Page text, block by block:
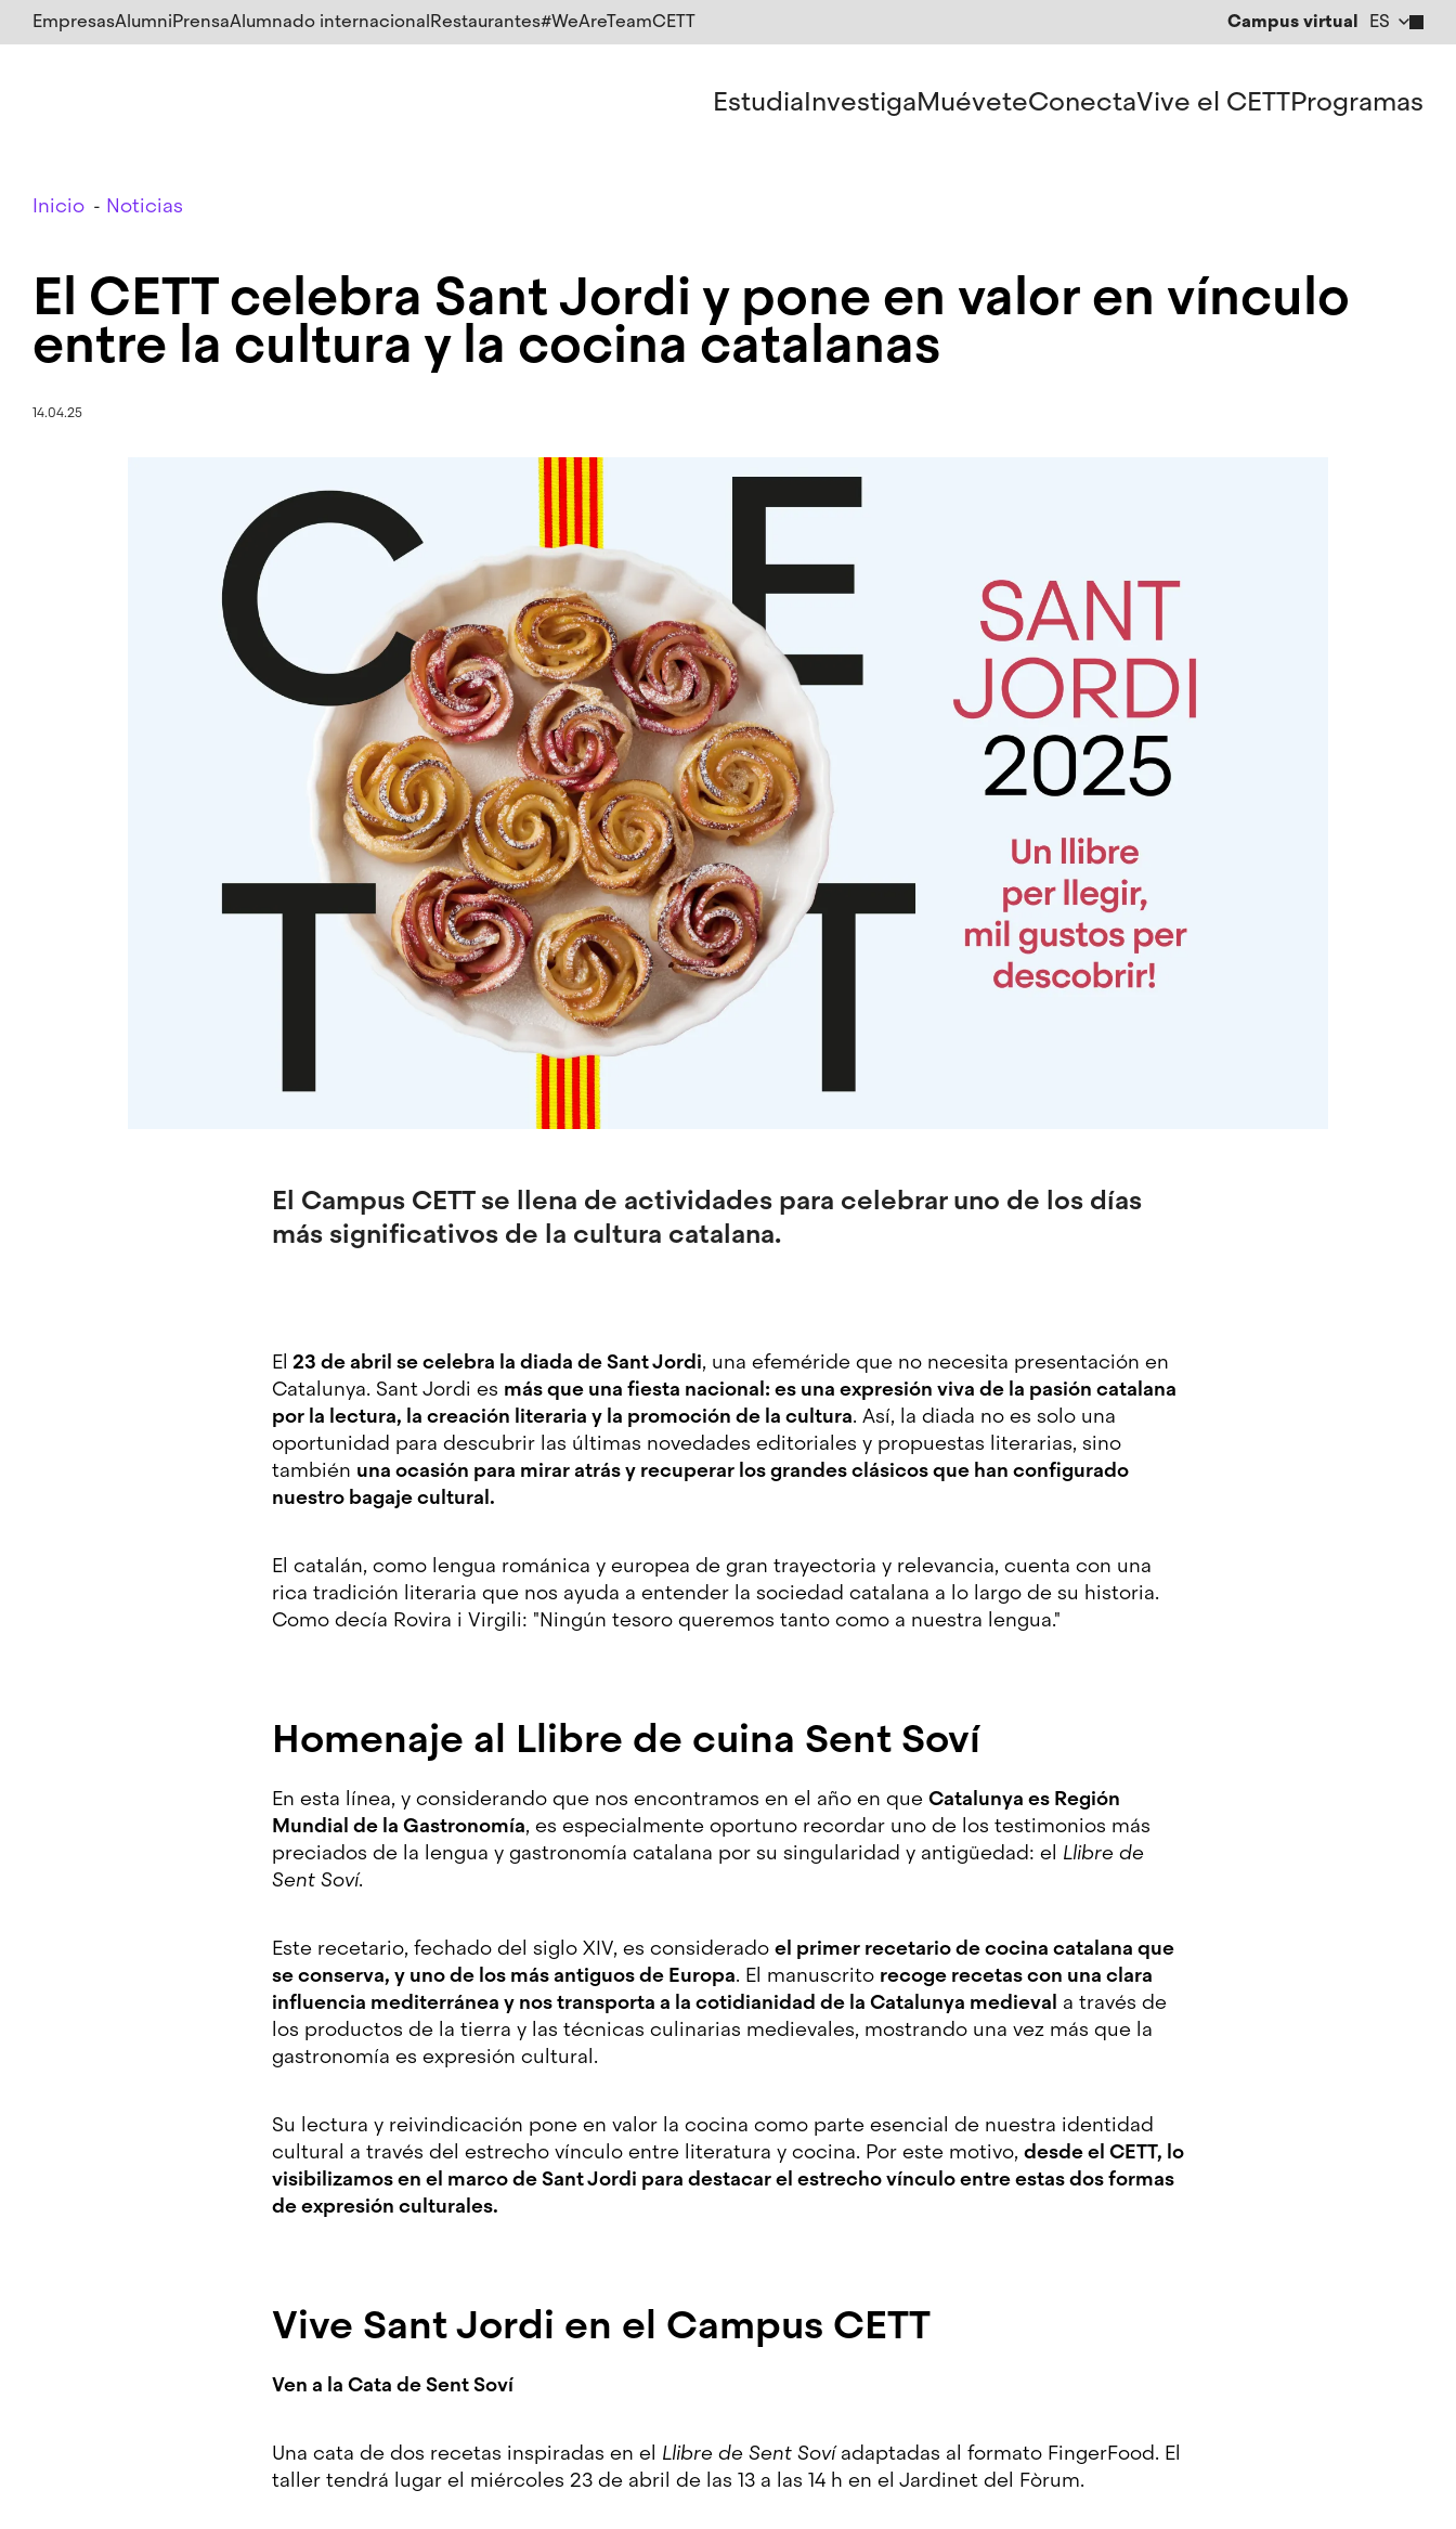
Salta
al
EmpresasAlumniPrensaAlumnado internacionalRestaurantes#WeAreTeamCETT Campus virtual ES
CA
EstudiaInvestigaMuéveteConectaVive el CETTProgramas
Breadcrumb
Inicio Noticias
El CETT celebra Sant Jordi y pone en valor en vínculo
entre la cultura y la cocina catalanas
14.04.25
El Campus CETT se llena de actividades para celebrar uno de los días
más significativos de la cultura catalana.
El 23 de abril se celebra la diada de Sant Jordi, una efeméride que no necesita presentación en
Catalunya. Sant Jordi es más que una fiesta nacional: es una expresión viva de la pasión catalana
por la lectura, la creación literaria y la promoción de la cultura. Así, la diada no es solo una
oportunidad para descubrir las últimas novedades editoriales y propuestas literarias, sino
también una ocasión para mirar atrás y recuperar los grandes clásicos que han configurado
nuestro bagaje cultural.
El catalán, como lengua románica y europea de gran trayectoria y relevancia, cuenta con una
rica tradición literaria que nos ayuda a entender la sociedad catalana a lo largo de su historia.
Como decía Rovira i Virgili: "Ningún tesoro queremos tanto como a nuestra lengua."
Homenaje al Llibre de cuina Sent Soví
En esta línea, y considerando que nos encontramos en el año en que Catalunya es Región
Mundial de la Gastronomía, es especialmente oportuno recordar uno de los testimonios más
preciados de la lengua y gastronomía catalana por su singularidad y antigüedad: el Llibre de
Sent Soví.
Este recetario, fechado del siglo XIV, es considerado el primer recetario de cocina catalana que
se conserva, y uno de los más antiguos de Europa. El manuscrito recoge recetas con una clara
influencia mediterránea y nos transporta a la cotidianidad de la Catalunya medieval a través de
los productos de la tierra y las técnicas culinarias medievales, mostrando una vez más que la
gastronomía es expresión cultural.
Su lectura y reivindicación pone en valor la cocina como parte esencial de nuestra identidad
cultural a través del estrecho vínculo entre literatura y cocina. Por este motivo, desde el CETT, lo
visibilizamos en el marco de Sant Jordi para destacar el estrecho vínculo entre estas dos formas
de expresión culturales.
Vive Sant Jordi en el Campus CETT
Ven a la Cata de Sent Soví
Una cata de dos recetas inspiradas en el Llibre de Sent Sovíadaptadas al formato FingerFood. El
taller tendrá lugar el miércoles 23 de abril de las 13 a las 14 h en el Jardinet del Fòrum.